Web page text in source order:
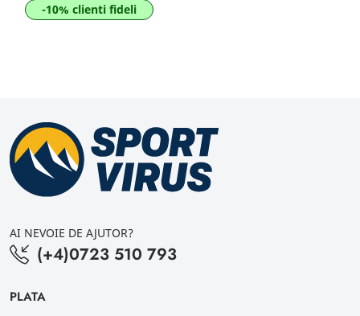
-10% clienti fideli
AI NEVOIE DE AJUTOR?
(+4)0723 510 793
PLATA